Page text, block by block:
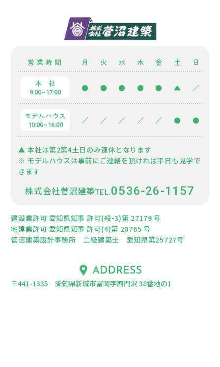
営業時間 月 火 水 木 金 土 日
本 社
9:00~17:00 ● ● ● ● ● ▲ ／
モデルハウス
10:00~16:00 ／ ／ ／ ／ ／ ● ●
▲ 本社は第2第4土日のみ連休となります
※ モデルハウスは事前にご連絡を頂ければ平日も見学で
きます
株式会社菅沼建築 0536-26-1157
建設業許可 愛知県知事 許可(般-3)第 27179 号
宅建業許可 愛知県知事 許可(4)第 20765 号
菅沼建築設計事務所 二級建築士 愛知県第25727号
〒441-1335 愛知県新城市富岡字西門沢 38番地の1